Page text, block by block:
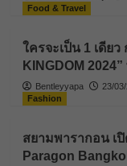
Food & Travel
ใครจะเป็น 1 เดีย
KINGDOM
Bentleyyapa
23/
Fashion
สยามพารากอน เ
Paragon